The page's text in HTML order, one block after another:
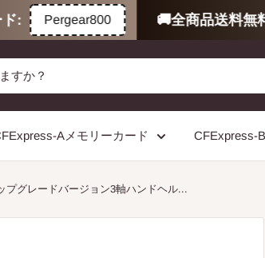
Pergear800 🚚全商品送料無料
Aメモリーカード CFExpress-
プグレードバージョン3軸ハンドヘル...